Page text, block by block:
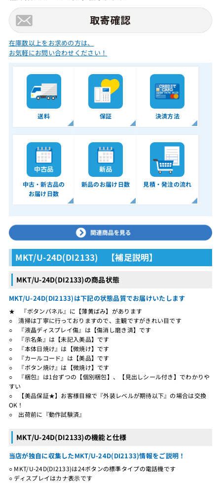
在庫数以上をお求めの方は、
お気軽にお問い合わせください！
送料 保証 決済方法
中古・新古品の
お届け日数
新品のお届け日数 見積・発注の流れ
MKT/U-24D(DI2133) 【補足説明】
MKT/U-24D(DI2133)の商品状態
MKT/U-24D(DI2133)は下記の状態品質でお届けいたします
★ 『ボタンパネル』に【薄黄ばみ】があります
○ 清掃は丁寧に行っておりますので、主観ですがきれい目です
○ 『液晶ディスプレイ傷』は【傷消し磨き済】です
○ 『示名条』は【未記入美品】です
○ 『本体日焼け』は【微焼け】です
○ 『カールコード』は【美品】です
○ 『ボタン焼け』は【微焼け】です
○ 『梱包』は1台ずつの【個別梱包】、【見出しシール付き】でわかりや
すい
○ 【美品保証★】お客様目線で『外装レベルが期待以下』の場合は交換
OK！
○ 出荷前に『動作試験済』
MKT/U-24D(DI2133)の機能と仕様
当店が独自に収集したMKT/U-24D(DI2133)情報をご説明！
○ MKT/U-24D(DI2133)は24ボタンの標準タイプの電話機です
○ ディスプレイはカナ表示です